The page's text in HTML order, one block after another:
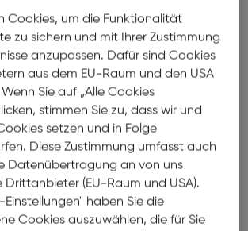
143mm
15mm
145mm
Cookies, um die Funktionalität
zu sichern und mit Ihrer Zustimmung
anzupassen. Dafür sind Cookies
aus dem EU-Raum und den USA
Sie auf „Alle Cookies
stimmen Sie zu, dass wir und
setzen und in Folge
Diese Zustimmung umfasst auch
Datenübertragung an von uns
(EU-Raum und USA).
haben Sie die
Cookies auszuwählen, die für Sie